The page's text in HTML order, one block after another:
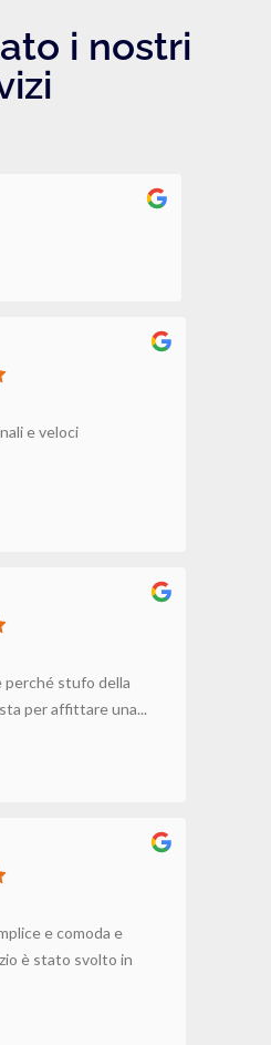
i nostri
e veloci
perché stufo della
per affittare una...
e comoda e
è stato svolto in